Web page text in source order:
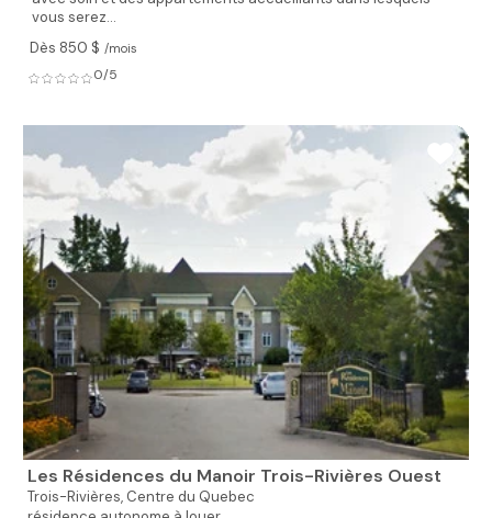
vous serez...
Dès 850 $ /mois
0/5
Les Résidences du Manoir Trois-Rivières Ouest
Trois-Rivières, Centre du Quebec